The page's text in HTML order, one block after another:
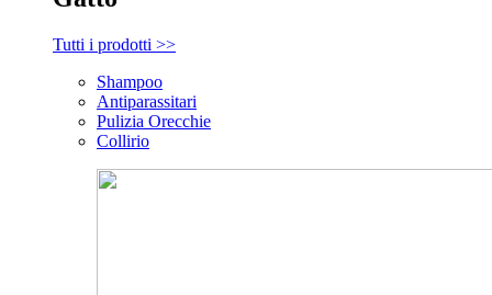
Tutti i prodotti >>
Shampoo
Antiparassitari
Pulizia Orecchie
Collirio